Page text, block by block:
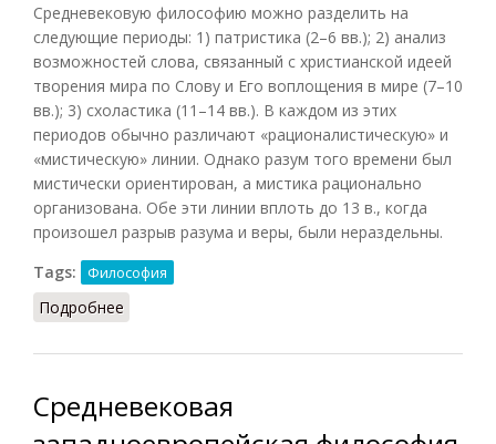
Средневековую философию можно разделить на
следующие периоды: 1) патристика (2–6 вв.); 2) анализ
возможностей слова, связанный с христианской идеей
творения мира по Слову и Его воплощения в мире (7–10
вв.); 3) схоластика (11–14 вв.). В каждом из этих
периодов обычно различают «рационалистическую» и
«мистическую» линии. Однако разум того времени был
мистически ориентирован, а мистика рационально
организована. Обе эти линии вплоть до 13 в., когда
произошел разрыв разума и веры, были нераздельны.
Tags:
Философия
Подробнее
Средневековая